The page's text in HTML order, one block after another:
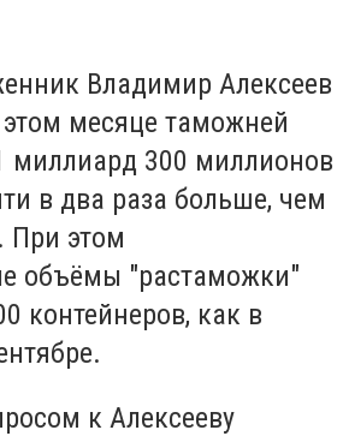
Владимир Алексеев
месяце таможней
миллиард 300 миллионов
в два раза больше, чем
При этом
объёмы "растаможки"
контейнеров, как в
к Алексееву